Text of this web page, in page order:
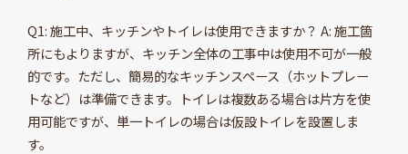
Q1: 施工中、キッチンやトイレは使用できますか？ A: 施工箇
所にもよりますが、キッチン全体の工事中は使用不可が一般
的です。ただし、簡易的なキッチンスペース（ホットプレー
トなど）は準備できます。トイレは複数ある場合は片方を使
用可能ですが、単一トイレの場合は仮設トイレを設置しま
す。